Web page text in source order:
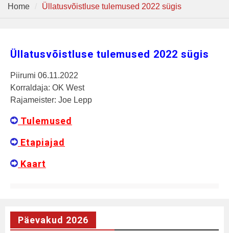
Home Üllatusvõistluse tulemused 2022 sügis
Üllatusvõistluse tulemused 2022 sügis
Piirumi 06.11.2022
Korraldaja: OK West
Rajameister: Joe Lepp
Tulemused
Etapiajad
Kaart
Päevakud 2026